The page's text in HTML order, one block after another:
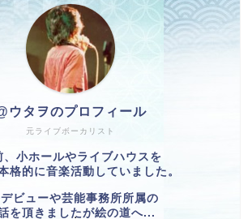
元ライブボーカリスト
ウタヲのプロフィール
、小ホールやライブハウスを
格的に音楽活動していました。
ビューや芸能事務所所属の
を頂きましたが絵の道へ...